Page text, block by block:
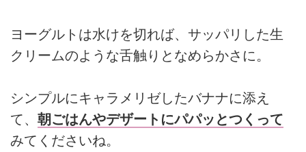
ヨーグルトは水けを切れば、サッパリした生
クリームのような舌触りとなめらかさに。
シンプルにキャラメリゼしたバナナに添え
て、 朝ごはんやデザートにパパッとつくって
みてくださいね。